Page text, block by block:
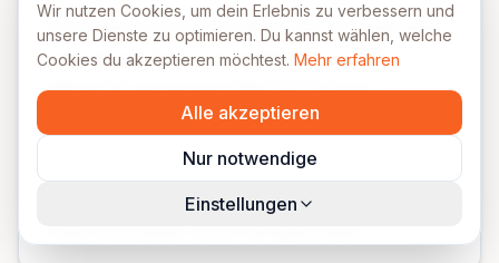
Im Erstgespräch analysieren wir eure aktuelle
User Acquisition, Funnel-Metriken und
definieren gemeinsam Wachstumsziele.
Innerhalb der ersten zwei Wochen erstellen wir
und CAC-Prognosen. Nach eurer Freigabe
starten wir mit der Umsetzung – euer Growth-
Wir nutzen Cookies, um dein Erlebnis zu verbessern und
unsere Dienste zu optimieren. Du kannst wählen, welche
Cookies du akzeptieren möchtest. Mehr erfahren
Alle akzeptieren
Nur notwendige
Einstellungen